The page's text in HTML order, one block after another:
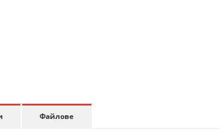
Файлове